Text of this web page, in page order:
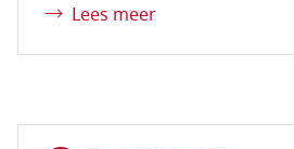
Lees meer